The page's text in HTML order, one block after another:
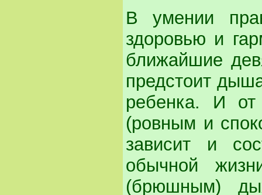
В умении
здоровью и
ближайшие
предстоит
ребенка. И
(ровным и
зависит и
обычной
(брюшным)